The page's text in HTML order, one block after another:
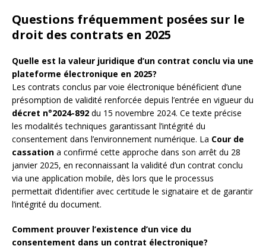
Questions fréquemment posées sur le
droit des contrats en 2025
Quelle est la valeur juridique d’un contrat conclu via une
plateforme électronique en 2025?
Les contrats conclus par voie électronique bénéficient d’une
présomption de validité renforcée depuis l’entrée en vigueur du
décret n°2024-892 du 15 novembre 2024. Ce texte précise
les modalités techniques garantissant l’intégrité du
consentement dans l’environnement numérique. La Cour de
cassation a confirmé cette approche dans son arrêt du 28
janvier 2025, en reconnaissant la validité d’un contrat conclu
via une application mobile, dès lors que le processus
permettait d’identifier avec certitude le signataire et de garantir
l’intégrité du document.
Comment prouver l’existence d’un vice du
consentement dans un contrat électronique?